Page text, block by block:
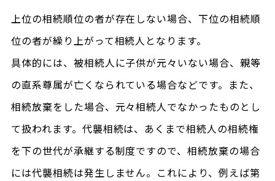
上位の相続順位の者が存在しない場合、下位の相続順
位の者が繰り上がって相続人となります。
具体的には、被相続人に子供が元々いない場合、親等
の直系尊属が亡くなられている場合などです。また、
相続放棄をした場合、元々相続人でなかったものとし
て扱われます。代襲相続は、あくまで相続人の相続権
を下の世代が承継する制度ですので、相続放棄の場合
には代襲相続は発生しません。これにより、例えば第